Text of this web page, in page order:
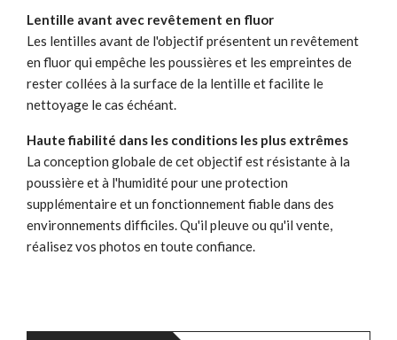
Lentille avant avec revêtement en fluor
Les lentilles avant de l'objectif présentent un revêtement
en fluor qui empêche les poussières et les empreintes de
rester collées à la surface de la lentille et facilite le
nettoyage le cas échéant.
Haute fiabilité dans les conditions les plus extrêmes
La conception globale de cet objectif est résistante à la
poussière et à l'humidité pour une protection
supplémentaire et un fonctionnement fiable dans des
environnements difficiles. Qu'il pleuve ou qu'il vente,
réalisez vos photos en toute confiance.